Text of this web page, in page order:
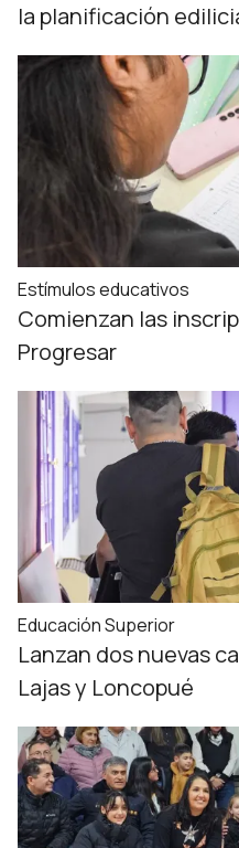
la planificación
Estímulos educativos
Comienzan las
Progresar
Educación Superior
Lanzan dos nuevas
Lajas y Loncopué